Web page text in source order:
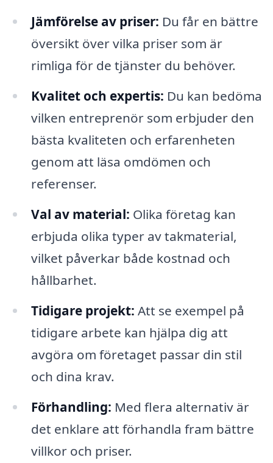
Jämförelse av priser: Du får en bättre
översikt över vilka priser som är
rimliga för de tjänster du behöver.
Kvalitet och expertis: Du kan bedöma
vilken entreprenör som erbjuder den
bästa kvaliteten och erfarenheten
genom att läsa omdömen och
referenser.
Val av material: Olika företag kan
erbjuda olika typer av takmaterial,
vilket påverkar både kostnad och
hållbarhet.
Tidigare projekt: Att se exempel på
tidigare arbete kan hjälpa dig att
avgöra om företaget passar din stil
och dina krav.
Förhandling: Med flera alternativ är
det enklare att förhandla fram bättre
villkor och priser.